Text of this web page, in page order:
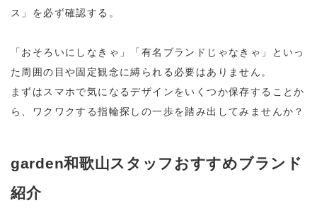
ス」を必ず確認する。
「おそろいにしなきゃ」「有名ブランドじゃなきゃ」といっ
た周囲の目や固定観念に縛られる必要はありません。
まずはスマホで気になるデザインをいくつか保存することか
ら、ワクワクする指輪探しの一歩を踏み出してみませんか？
garden和歌山スタッフおすすめブランド
紹介